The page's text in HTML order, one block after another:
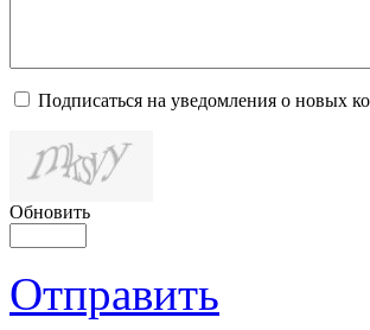
Подписаться на уведомления о новых
Обновить
Отправить